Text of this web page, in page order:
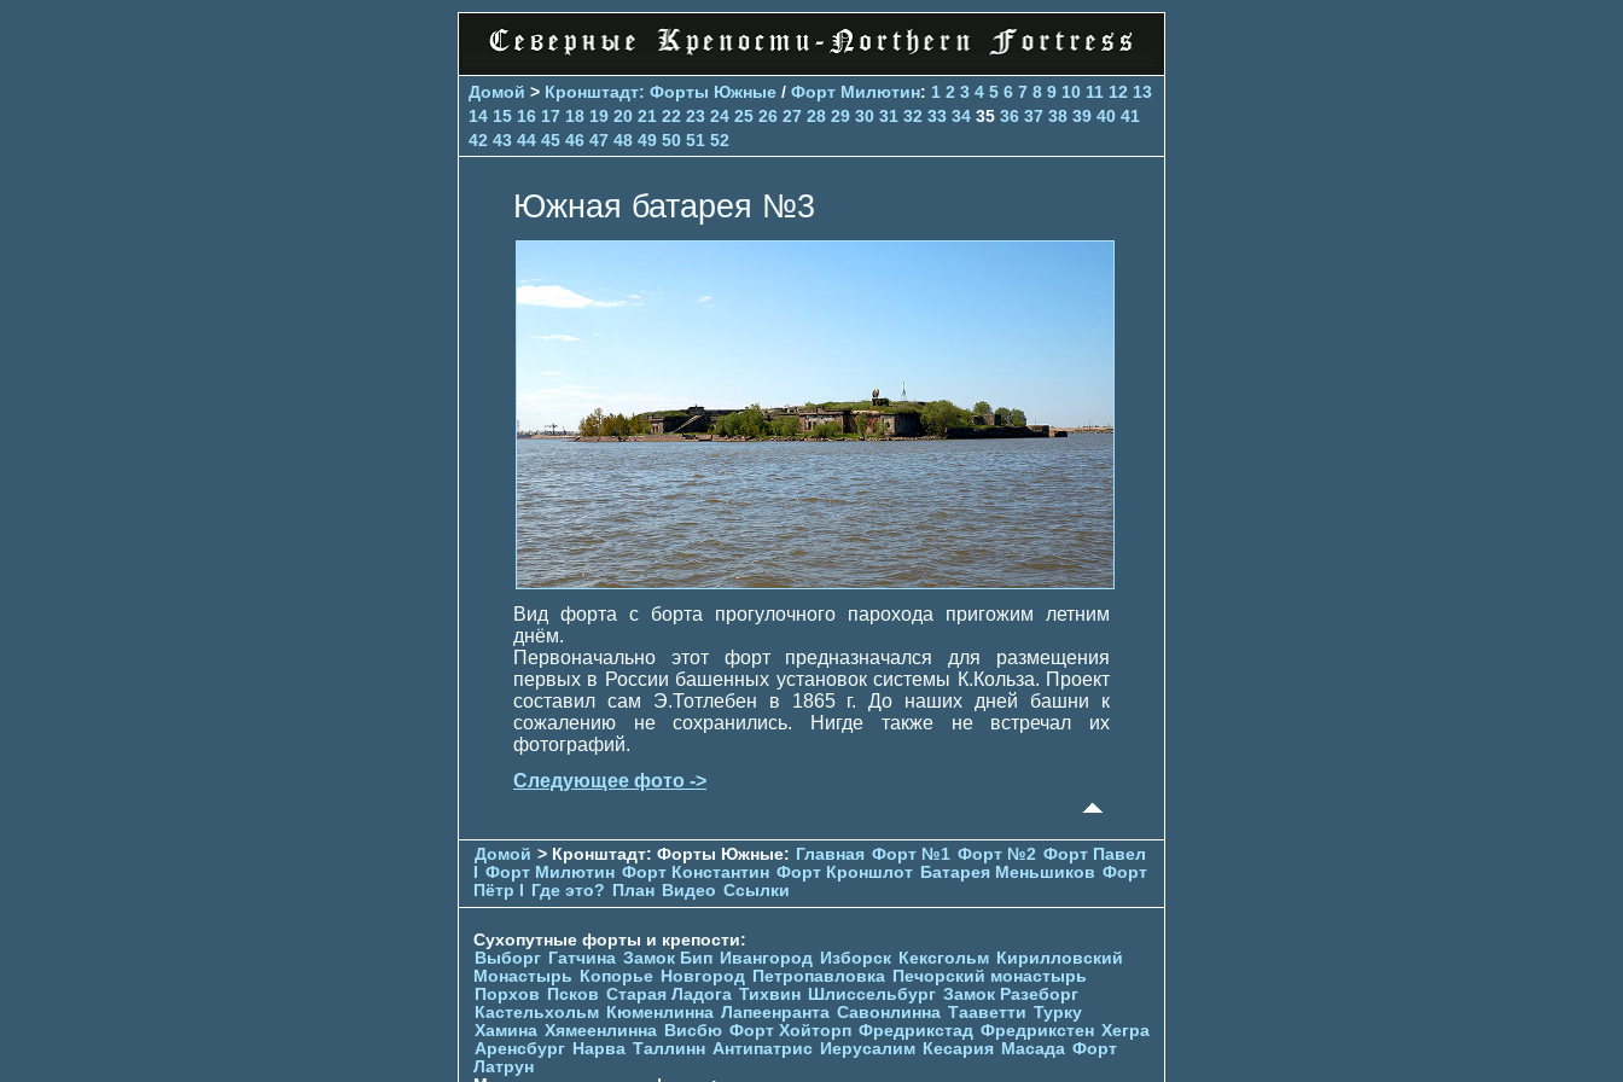
Домой > Кронштадт: Форты Южные / Форт Милютин: 1 2 3 4 5 6 7 8 9 10 11 12 13
14 15 16 17 18 19 20 21 22 23 24 25 26 27 28 29 30 31 32 33 34 35 36 37 38 39 40 41
42 43 44 45 46 47 48 49 50 51 52
Южная батарея №3
Вид форта с борта прогулочного парохода пригожим летним
днём.
Первоначально этот форт предназначался для размещения
первых в России башенных установок системы К.Кольза. Проект
составил сам Э.Тотлебен в 1865 г. До наших дней башни к
сожалению не сохранились. Нигде также не встречал их
фотографий.
Следующее фото ->
Домой > Кронштадт: Форты Южные: Главная Форт №1 Форт №2 Форт Павел
Форт Милютин Форт Константин Форт Кроншлот Батарея Меньшиков Форт
Пётр I
Где это? План Видео Ссылки
Сухопутные форты и крепости:
Выборг Гатчина Замок Бип Ивангород Изборск Кексгольм Кирилловский
Монастырь
Копорье Новгород Петропавловка Печорcкий монастырь
Порхов
Псков Старая Ладога Тихвин Шлиссельбург Замок Разеборг
Кастельхольм Кюменлинна Лапеенранта Савонлинна Тааветти Турку
Хамина Хямеенлинна Висбю Форт Хойторп Фредрикстад Фредрикстен Хегра
Аренсбург Нарва Таллинн Антипатрис Иерусалим Кесария Масада Форт
Латрун